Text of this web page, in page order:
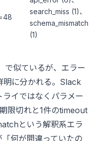
search_miss (1)、
schema_mismatch
(1)
で似ているが、エラー
明に分かれる。Slack
イではなくパラメー
限切れと1件のtimeout
という解釈系エラ
何が間違っていたの